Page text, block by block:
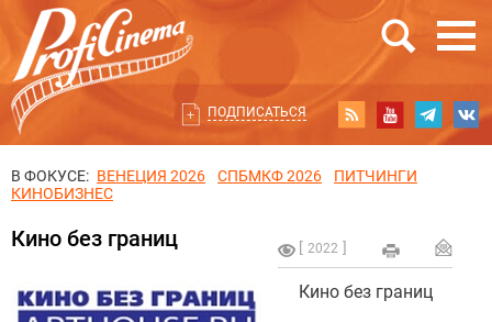
ПОДПИСАТЬСЯ
В ФОКУСЕ: ВЕНЕЦИЯ 2026 СПБМКФ 2026
ПИТЧИНГИ
КИНОБИЗНЕС
2022
Кино без границ
Кино без границ